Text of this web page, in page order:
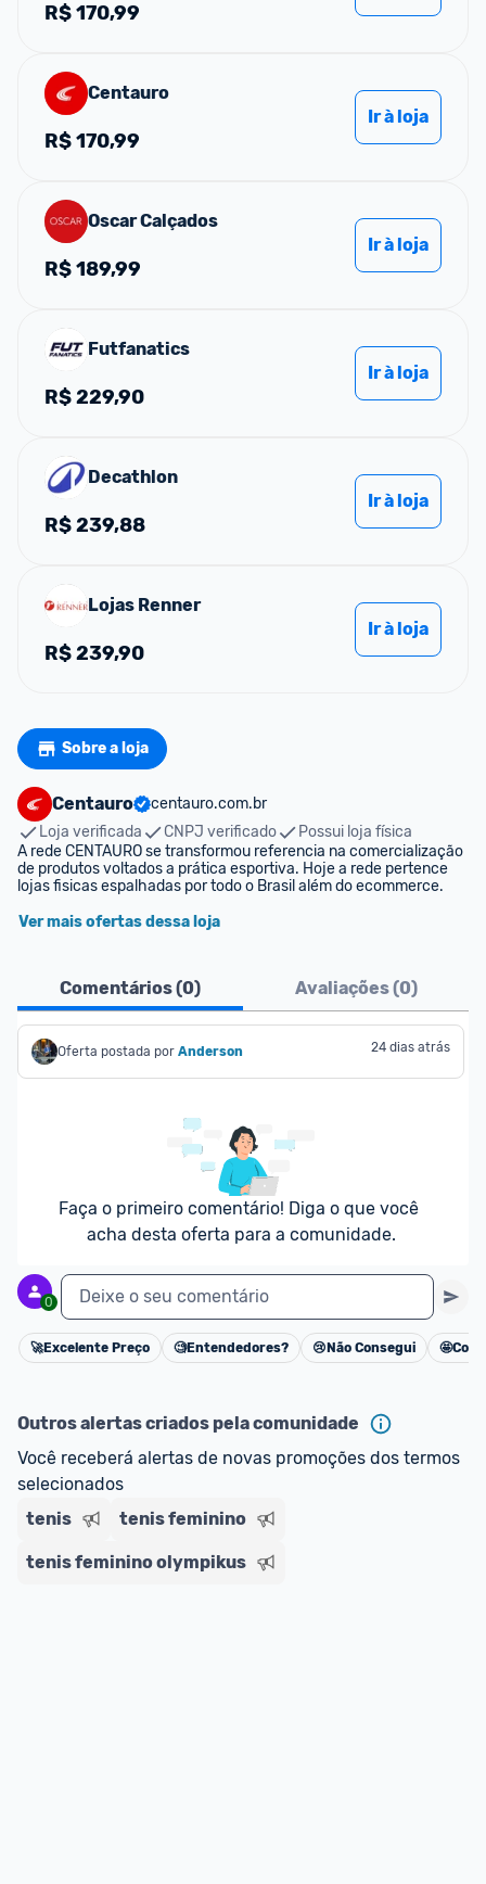
R$170,99
Centauro
R$170,99
Ir à loja
Oscar Calçados
R$189,99
Ir à loja
Futfanatics
R$229,90
Ir à loja
Decathlon
R$239,88
Ir à loja
Lojas Renner
R$239,90
Ir à loja
Sobre a loja
Centauro
centauro.com.br
Loja verificada
CNPJ verificado
Possui loja física
A rede CENTAURO se transformou referencia na comercialização
de produtos voltados a prática esportiva. Hoje a rede pertence
lojas fisicas espalhadas por todo o Brasil além do ecommerce.
Ver mais ofertas dessa loja
Comentários (0) Avaliações (0)
Oferta postada por Anderson 24 dias atrás
Faça o primeiro comentário! Diga o que você
acha desta oferta para a comunidade.
0 Deixe o seu comentário
Cancelar
🚀Excelente Preço 🧐Entendedores? 😢 Não Consegui 🤩
Outros alertas criados pela comunidade
Você receberá alertas de novas promoções dos termos
selecionados
tenis
tenis feminino
tenis feminino olympikus